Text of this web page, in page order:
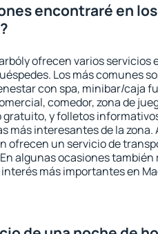
encontraré en
ofrecen varios servicios
Los más comunes
con spa, minibar/caja
comedor, zona de
y folletos
más interesantes de la zona.
ofrecen un servicio de
algunas ocasiones
más importantes en